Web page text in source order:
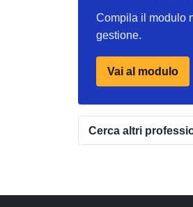
Compila il modulo
gestione.
Vai al modulo
Cerca altri